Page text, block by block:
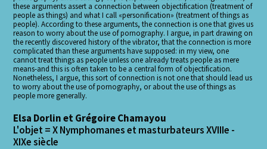
these arguments assert a connection between objectification (treatment of
people as things) and what I call «personification» (treatment of things as
people). According to these arguments, the connection is one that gives us
reason to worry about the use of pornography. I argue, in part drawing on
the recently discovered history of the vibrator, that the connection is more
complicated than these arguments have supposed: in my view, one
cannot treat things as people unless one already treats people as mere
means-and this is often taken to be a central form of objectification.
Nonetheless, I argue, this sort of connection is not one that should lead us
to worry about the use of pornography, or about the use of things as
people more generally.
Elsa Dorlin et Grégoire Chamayou
L'objet = X Nymphomanes et masturbateurs XVIIIe -
XIXe siècle